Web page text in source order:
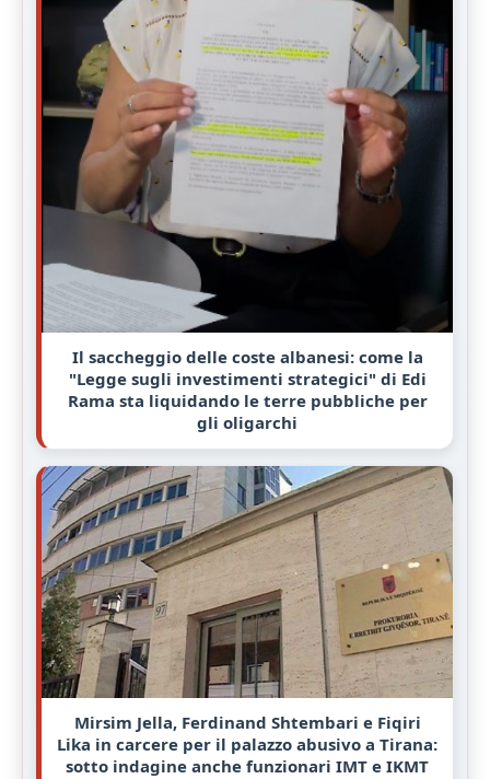
Il saccheggio delle coste albanesi: come la
"Legge sugli investimenti strategici" di Edi
Rama sta liquidando le terre pubbliche per
gli oligarchi
Mirsim Jella, Ferdinand Shtembari e Fiqiri
Lika in carcere per il palazzo abusivo a Tirana:
sotto indagine anche funzionari IMT e IKMT